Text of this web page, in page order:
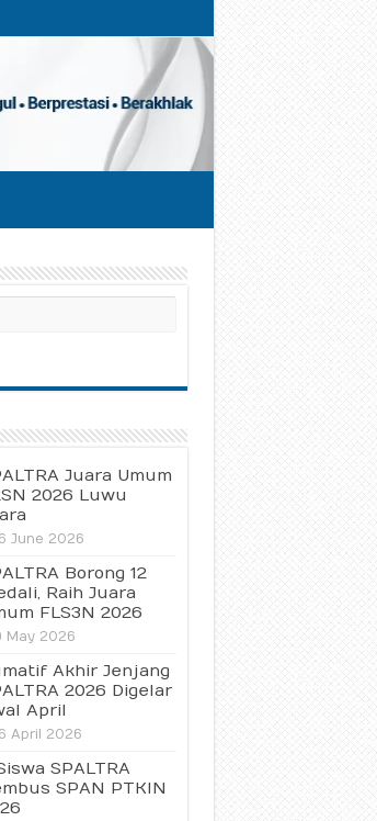
Juara Umum
2026 Luwu
June 2026
Borong 12
Raih Juara
FLS3N 2026
May 2026
Akhir Jenjang
2026 Digelar
April
April 2026
SPALTRA
SPAN PTKIN